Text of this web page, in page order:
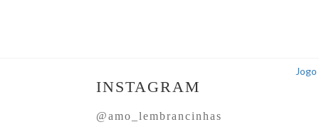
INSTAGRAM
@amo_lembrancinhas